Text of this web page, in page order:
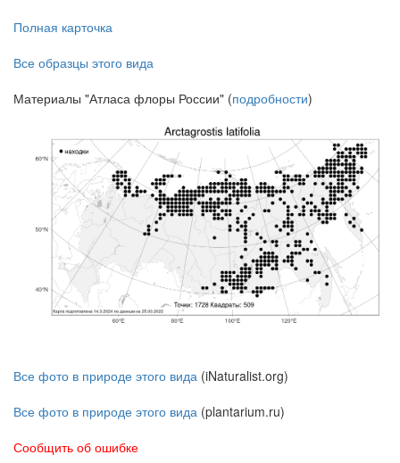
Полная карточка
Все образцы этого вида
Материалы "Атласа флоры России" (подробности)
Все фото в природе этого вида (iNaturalist.org)
Все фото в природе этого вида (plantarium.ru)
Сообщить об ошибке